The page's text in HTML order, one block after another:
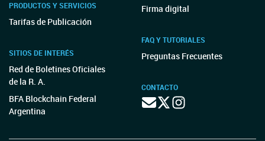
PRODUCTOS Y SERVICIOS
Tarifas de Publicación
SITIOS DE INTERÉS
Red de Boletines Oficiales
de la R. A.
BFA Blockchain Federal
Argentina
Firma digital
FAQ Y TUTORIALES
Preguntas Frecuentes
CONTACTO